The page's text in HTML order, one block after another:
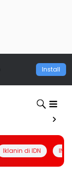
Install
Iklanin di IDN